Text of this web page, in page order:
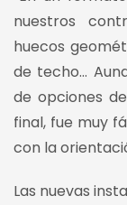
nuestros
huecos
de techo…
de opciones
final, fue muy
con la
Las nuevas